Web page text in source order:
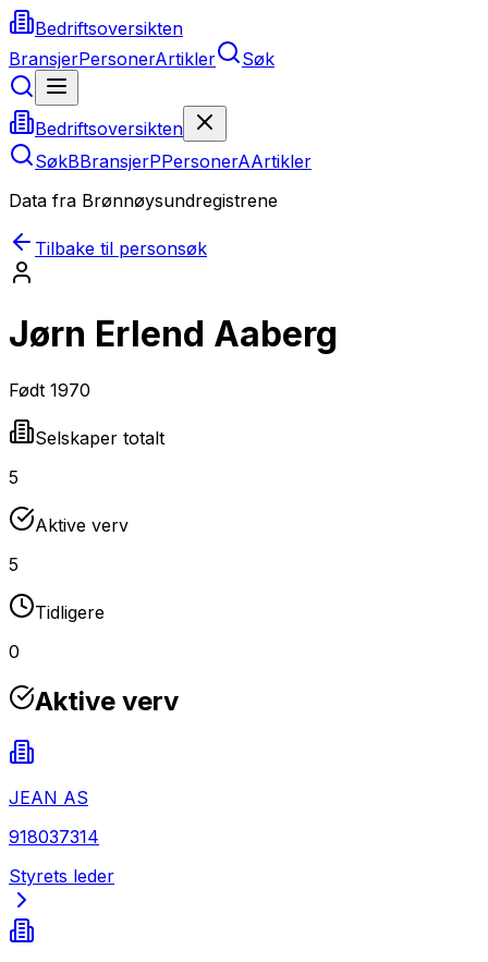
Bedriftsoversikten
BransjerPersonerArtikler Søk
Bedriftsoversikten
SøkBBransjerPPersonerAArtikler
Data fra Brønnøysundregistrene
Tilbake til personsøk
Jørn Erlend Aaberg
Født 1970
Selskaper totalt
5
Aktive verv
5
Tidligere
0
Aktive verv
JEAN AS
918037314
Styrets leder